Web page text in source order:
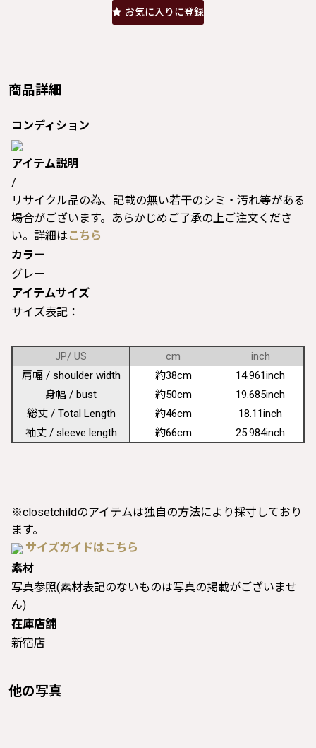
お気に入りに登録
商品詳細
コンディション
アイテム説明
/
リサイクル品の為、記載の無い若干のシミ・汚れ等がある
場合がございます。あらかじめご了承の上ご注文くださ
い。詳細は こちら
カラー
グレー
アイテムサイズ
サイズ表記：
JP/ US cm
inch
肩幅 / shoulder width
約38cm
14.961inch
身幅 / bust
約50cm
19.685inch
総丈 / Total Length
約46cm
18.11inch
袖丈 / sleeve length
約66cm 25.984inch
※closetchildのアイテムは独自の方法により採寸しており
ます。
サイズガイドはこちら
素材
写真参照(素材表記のないものは写真の掲載がございませ
ん)
在庫店舗
新宿店
他の写真